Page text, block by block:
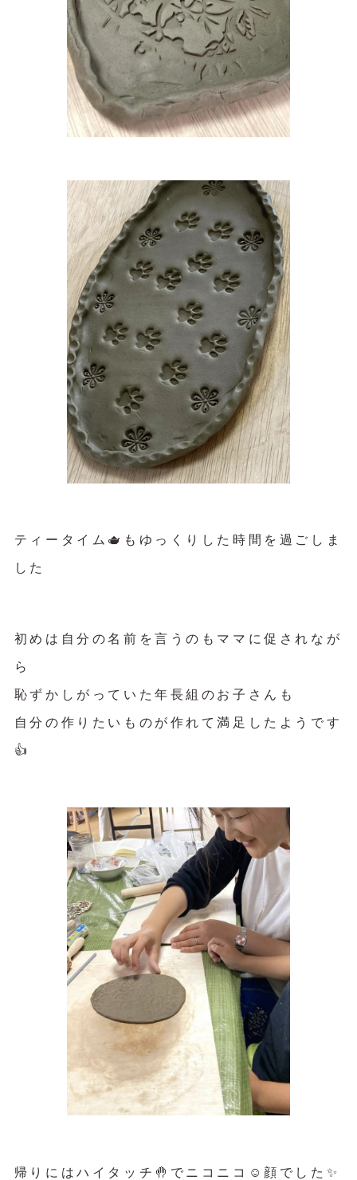
ティータイム🫖もゆっくりした時間を過ごしま
した
初めは自分の名前を言うのもママに促されなが
ら
恥ずかしがっていた年長組のお子さんも
自分の作りたいものが作れて満足したようです
👍
帰りにはハイタッチ🤚でニコニコ☺️顔でした✨